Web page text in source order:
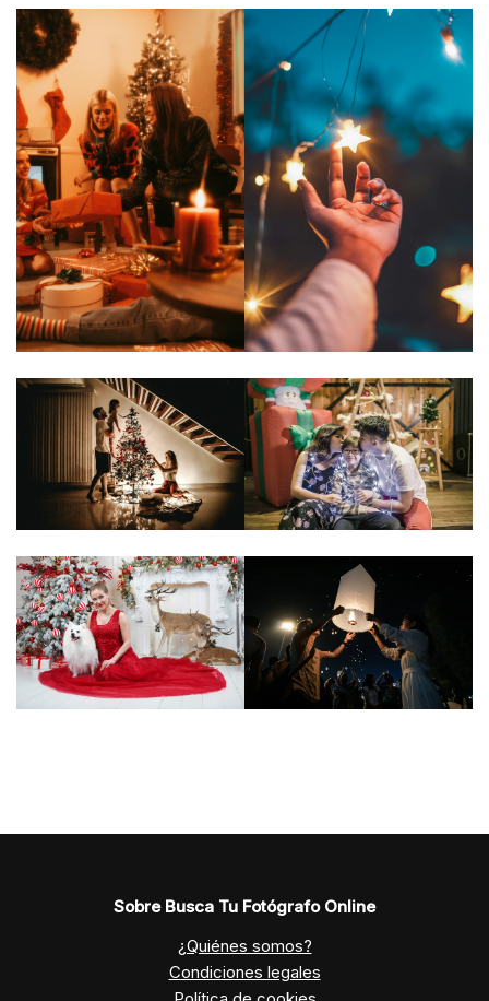
Sobre Busca Tu Fotógrafo Online
¿Quiénes somos?
Condiciones legales